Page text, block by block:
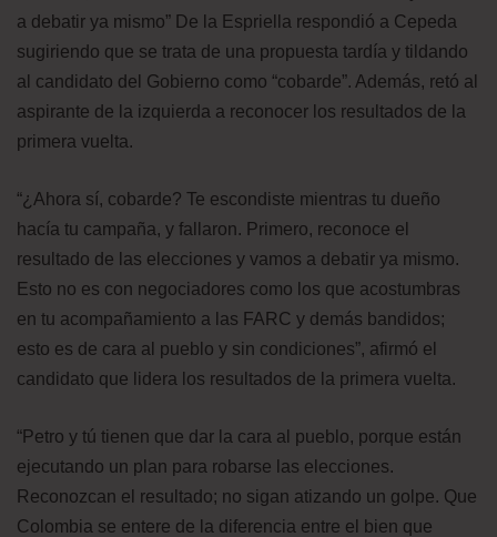
a debatir ya mismo” De la Espriella respondió a Cepeda
sugiriendo que se trata de una propuesta tardía y tildando
al candidato del Gobierno como “cobarde”. Además, retó al
aspirante de la izquierda a reconocer los resultados de la
primera vuelta.
“¿Ahora sí, cobarde? Te escondiste mientras tu dueño
hacía tu campaña, y fallaron. Primero, reconoce el
resultado de las elecciones y vamos a debatir ya mismo.
Esto no es con negociadores como los que acostumbras
en tu acompañamiento a las FARC y demás bandidos;
esto es de cara al pueblo y sin condiciones”, afirmó el
candidato que lidera los resultados de la primera vuelta.
“Petro y tú tienen que dar la cara al pueblo, porque están
ejecutando un plan para robarse las elecciones.
Reconozcan el resultado; no sigan atizando un golpe. Que
Colombia se entere de la diferencia entre el bien que